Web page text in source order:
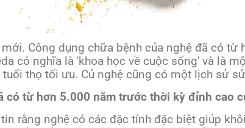
Công dụng chữa bệnh của nghệ đã có
có nghĩa là 'khoa học về cuộc sống' và là
thọ tối ưu. Củ nghệ cũng có một lịch sử
có từ hơn 5.000 năm trước thời kỳ đỉnh cao
rằng nghệ có các đặc tính đặc biệt giúp